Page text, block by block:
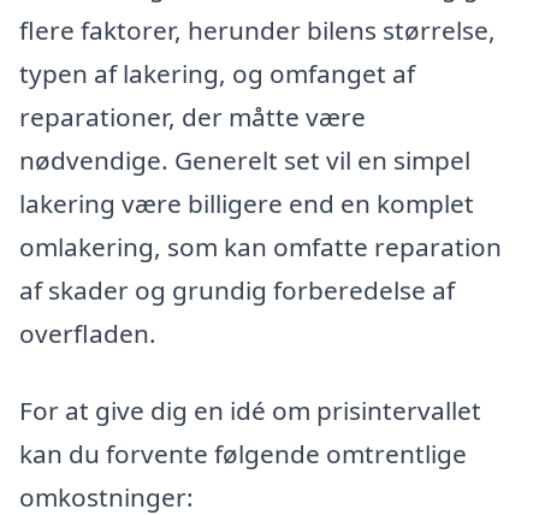
flere faktorer, herunder bilens størrelse,
typen af lakering, og omfanget af
reparationer, der måtte være
nødvendige. Generelt set vil en simpel
lakering være billigere end en komplet
omlakering, som kan omfatte reparation
af skader og grundig forberedelse af
overfladen.
For at give dig en idé om prisintervallet
kan du forvente følgende omtrentlige
omkostninger: